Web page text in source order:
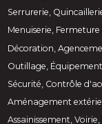
Serrurerie,
Menuiserie, Fermeture
Décoration,
Outillage, Équipement
Sécurité, Contrôle
Aménagement
Assainissement, Voirie,